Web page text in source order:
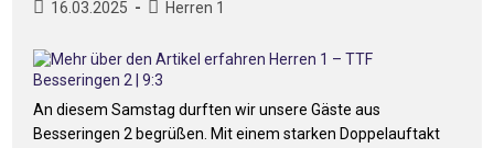
16.03.2025 Herren 1
An diesem Samstag durften wir unsere Gäste aus
Besseringen 2 begrüßen. Mit einem starken Doppelauftakt